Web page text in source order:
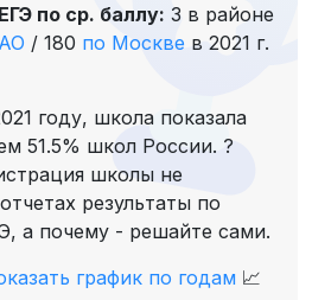
по ср. баллу: 3 в районе
/ 180 по Москве в 2021 г.
году, школа показала
51.5% школ России. ?
школы не
результаты по
а почему - решайте сами.
график по годам 📈